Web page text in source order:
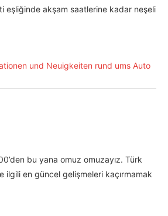
eşliğinde akşam saatlerine kadar neşeli
bu yana omuz omuzayız. Türk
ilgili en güncel gelişmeleri kaçırmamak